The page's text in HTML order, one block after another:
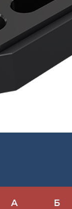
А Б